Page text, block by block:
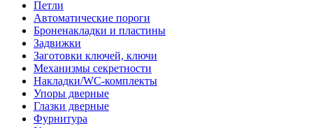
Петли
Автоматические пороги
Броненакладки и пластины
Задвижки
Заготовки ключей, ключи
Механизмы секретности
Накладки/WC-комплекты
Упоры дверные
Глазки дверные
Фурнитура